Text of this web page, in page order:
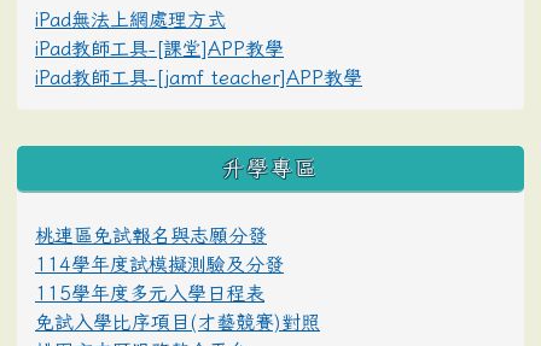
iPad無法上網處理方式
iPad教師工具-[課堂]APP教學
iPad教師工具-[jamf teacher]APP教學
升學專區
桃連區免試報名與志願分發
114學年度試模擬測驗及分發
115學年度多元入學日程表
免試入學比序項目(才藝競賽)對照